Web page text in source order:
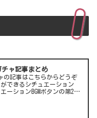
ャ記事まとめ
の記事はこちらからどうぞ
きるシチュエーション
ーションBGMボタンの第2